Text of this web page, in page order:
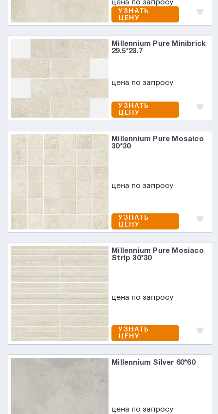
цена по запросу
УЗНАТЬ
ЦЕНУ
Millennium Pure Minibrick
29.5*23.7
цена по запросу
УЗНАТЬ
ЦЕНУ
Millennium Pure Mosaico
30*30
цена по запросу
УЗНАТЬ
ЦЕНУ
Millennium Pure Mosiaco
Strip 30*30
цена по запросу
УЗНАТЬ
ЦЕНУ
Millennium Silver 60*60
цена по запросу